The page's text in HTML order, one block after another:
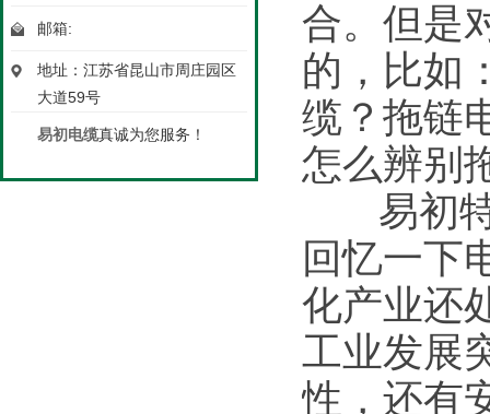
邮箱:
地址：江苏省昆山市周庄园区
大道59号
易初电缆真诚为您服务！
合。但是
的，比如
缆？拖链
怎么辨别
易初特
回忆一下
化产业还
工业发展
性，还有